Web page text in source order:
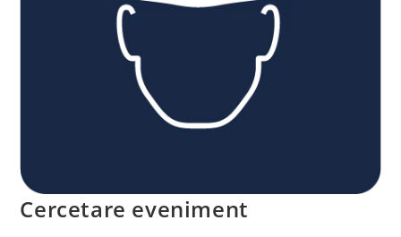
Cercetare eveniment